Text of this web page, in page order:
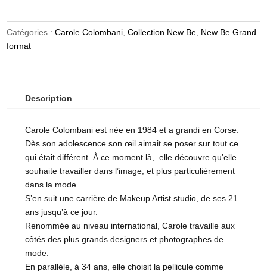
Catégories :Carole Colombani ,Collection New Be New Be Grand
format
Description
Carole Colombani est née en 1984 et a grandi en Corse.
Dès son adolescence son œil aimait se poser sur tout ce
qui était différent. À ce moment là, elle découvre qu’elle
souhaite travailler dans l’image, et plus particulièrement
dans la mode.
S’en suit une carrière de Makeup Artist studio, de ses 21
ans jusqu’à ce jour.
Renommée au niveau international, Carole travaille aux
côtés des plus grands designers et photographes de
mode.
En parallèle, à 34 ans, elle choisit la pellicule comme